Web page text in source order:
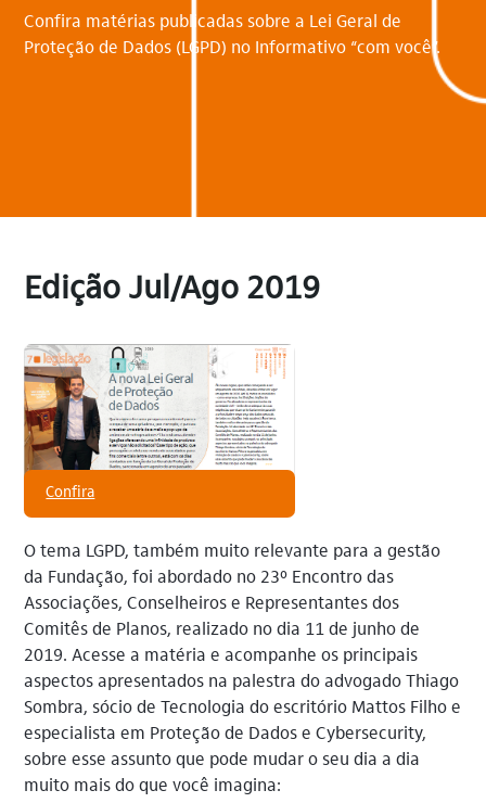
Confira matérias publicadas sobre a Lei Geral de
Proteção de Dados (LGPD) no Informativo “com você”.
Edição Jul/Ago 2019
Confira
O tema LGPD, também muito relevante para a gestão
da Fundação, foi abordado no 23º Encontro das
Associações, Conselheiros e Representantes dos
Comitês de Planos, realizado no dia 11 de junho de
2019. Acesse a matéria e acompanhe os principais
aspectos apresentados na palestra do advogado Thiago
Sombra, sócio de Tecnologia do escritório Mattos Filho e
especialista em Proteção de Dados e Cybersecurity,
sobre esse assunto que pode mudar o seu dia a dia
muito mais do que você imagina: